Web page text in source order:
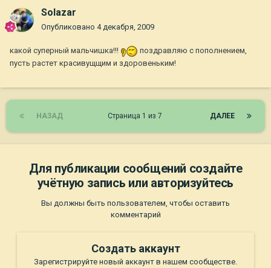
Solazar
Опубликовано 4 декабря, 2009
какой суперный мальчишка!!!
поздравляю с пополнением,
пусть растет красивущщим и здоровеньким!
НАЗАД ДАЛЕЕ
Страница 1 из 7
Для публикации сообщений создайте
учётную запись или авторизуйтесь
Вы должны быть пользователем, чтобы оставить
комментарий
Создать аккаунт
Зарегистрируйте новый аккаунт в нашем сообществе.